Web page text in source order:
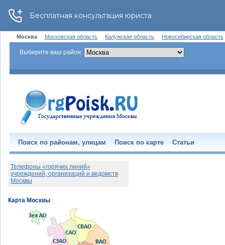
Москва Московская область Калужская область Новосибирская область
Выберите ваш район:
Поиск по районам, улицам Поиск по карте Статьи
Телефоны «горячих линий»
учреждений, организаций и ведомств
Москвы